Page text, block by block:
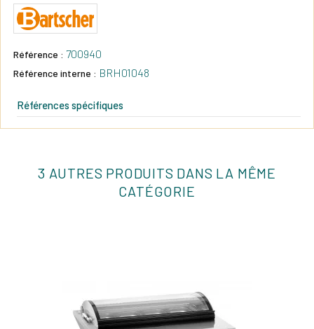
Référence : 700940
Référence interne : BRH01048
Références spécifiques
3 AUTRES PRODUITS DANS LA MÊME
CATÉGORIE